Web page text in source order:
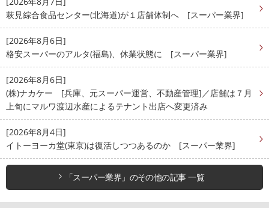
萩見綜合食品センター(北海道)が１店舗体制へ [スーパー業界]
[2026年8月6日]
格安スーパーのアルタ(福島)、休業状態に [スーパー業界]
[2026年8月6日]
(株)ナカケー [兵庫、元スーパー運営、不動産管理]／店舗は７月
上旬にマルワ渡辺水産によるテナント出店へ変更済み
[2026年8月4日]
イトーヨーカ堂(東京)は復活しつつあるのか [スーパー業界]
「スーパー業界」のその他の記事 一覧